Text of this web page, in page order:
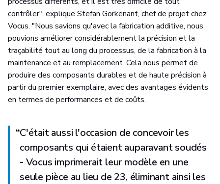
contrôler", explique Stefan Gorkenant, chef de projet chez
Vocus. "Nous savions qu'avec la fabrication additive, nous
pouvions améliorer considérablement la précision et la
traçabilité tout au long du processus, de la fabrication à la
maintenance et au remplacement. Cela nous permet de
produire des composants durables et de haute précision à
partir du premier exemplaire, avec des avantages évidents
en termes de performances et de coûts.
“C'était aussi l'occasion de concevoir les
composants qui étaient auparavant soudés
- Vocus imprimerait leur modèle en une
seule pièce au lieu de 23, éliminant ainsi les